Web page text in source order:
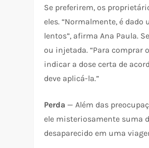
Se preferirem, os
eles. “Normalmente, é
lentos”, afirma Ana Paula.
ou injetada. “Para comprar
indicar a dose certa de
deve aplicá-la.”
Perda — Além das
ele misteriosamente suma
desaparecido em uma